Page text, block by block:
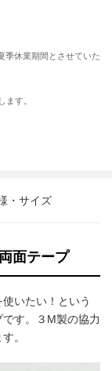
季休業期間とさせていた
す。
・サイズ
面テープ
いたい！という
す。３M製の協力
。